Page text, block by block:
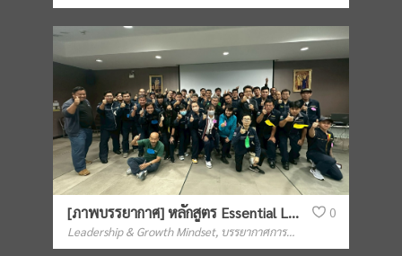
[ภาพบรรยากาศ] หลักสูตร Essential Leadership Skills for Foreman รุ่นที่ 3 (อ.ทวนทอง)
Leadership & Growth Mindset, บรรยากาศการฝึกอบรม
0